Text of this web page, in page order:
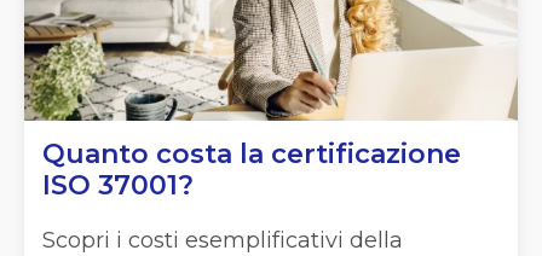
Quanto costa la certificazione
ISO 37001?
Scopri i costi esemplificativi della